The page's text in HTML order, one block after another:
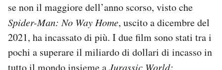
se non il maggiore dell’anno scorso, visto che
Spider-Man: No Way Home, uscito a dicembre del
2021, ha incassato di più. I due film sono stati tra i
pochi a superare il miliardo di dollari di incasso in
tutto il mondo insieme aJurassic World: